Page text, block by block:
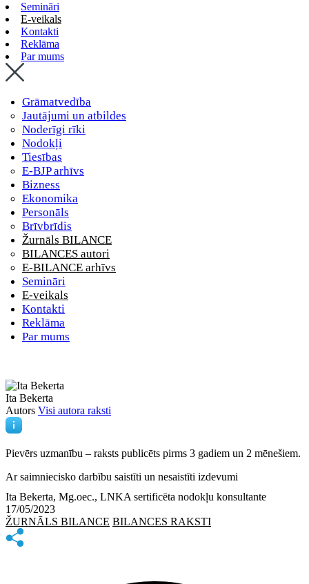
Semināri
E-veikals
Kontakti
Reklāma
Par mums
Grāmatvedība
Jautājumi un atbildes
Noderīgi rīki
Nodokļi
Tiesības
E-BJP arhīvs
Bizness
Ekonomika
Personāls
Brīvbrīdis
Žurnāls BILANCE
BILANCES autori
E-BILANCE arhīvs
Semināri
E-veikals
Kontakti
Reklāma
Par mums
Ita Bekerta
Autors Visi autora raksti
Pievērs uzmanību – raksts publicēts pirms 3 gadiem un 2 mēnešiem.
Ar saimniecisko darbību saistīti un nesaistīti izdevumi
Ita Bekerta, Mg.oec., LNKA sertificēta nodokļu konsultante
17/05/2023
ŽURNĀLS BILANCE BILANCES RAKSTI